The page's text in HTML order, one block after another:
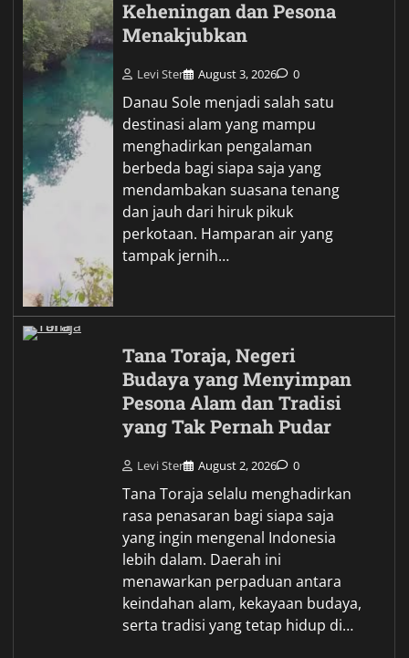
Keheningan dan Pesona
Menakjubkan
Levi Ster August 3, 2026 0
Danau Sole menjadi salah satu
destinasi alam yang mampu
menghadirkan pengalaman
berbeda bagi siapa saja yang
mendambakan suasana tenang
dan jauh dari hiruk pikuk
perkotaan. Hamparan air yang
tampak jernih…
Tana Toraja, Negeri
Budaya yang Menyimpan
Pesona Alam dan Tradisi
yang Tak Pernah Pudar
Levi Ster August 2, 2026 0
Tana Toraja selalu menghadirkan
rasa penasaran bagi siapa saja
yang ingin mengenal Indonesia
lebih dalam. Daerah ini
menawarkan perpaduan antara
keindahan alam, kekayaan budaya,
serta tradisi yang tetap hidup di…